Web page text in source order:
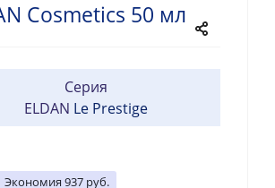
Cosmetics 50 мл
Серия
ELDAN Le Prestige
Экономия 937 руб.